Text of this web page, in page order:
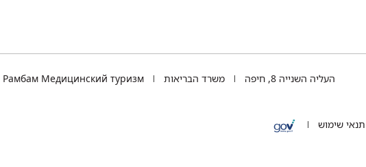
העליה השנייה 8, חיפה משרד הבריאות Рамбам Медицинский туризм
תנאי שימוש